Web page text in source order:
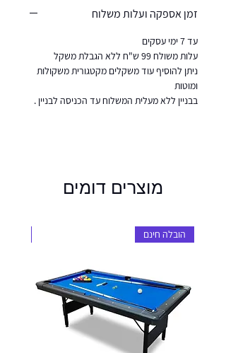
זמן אספקה ועלות משלוח
עד 7 ימי עסקים
עלות משולח 99 ש"ח ללא הגבלת משקל
ניתן להוסיף עוד משקלים מקטגורית משקולות
ומוטות
בבניין ללא מעלית המשלוח עד הכניסה לבניין .
מוצרים דומים
הובלה חינם